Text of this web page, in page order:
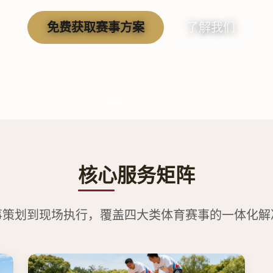
查看服务详情
核心服务矩阵
划到现场执行，覆盖四大类体育赛事的一体化